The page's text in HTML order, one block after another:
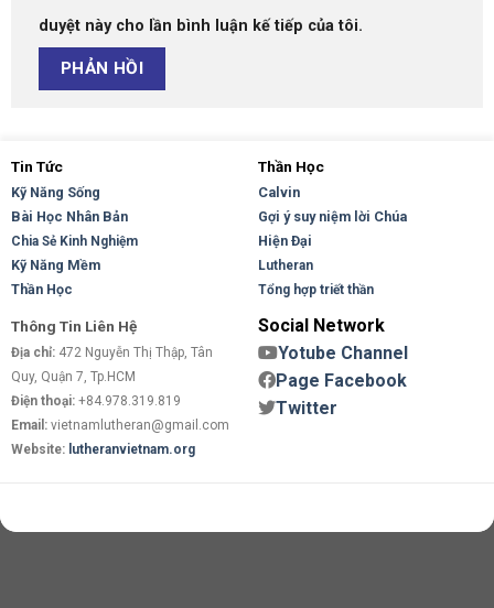
duyệt này cho lần bình luận kế tiếp của tôi.
Tin Tức
Kỹ Năng Sống
Bài Học Nhân Bản
Chia Sẻ Kinh Nghiệm
Kỹ Năng Mềm
Thần Học
Thần Học
Calvin
Gợi ý suy niệm lời Chúa
Hiện Đại
Lutheran
Tổng hợp triết thần
Thông Tin Liên Hệ
Địa chỉ: 472 Nguyễn Thị Thập, Tân
Quy, Quận 7, Tp.HCM
Điện thoại: +84.978.319.819
Email: vietnamlutheran@gmail.com
Website: lutheranvietnam.org
Social Network
Yotube Channel
Page Facebook
Twitter